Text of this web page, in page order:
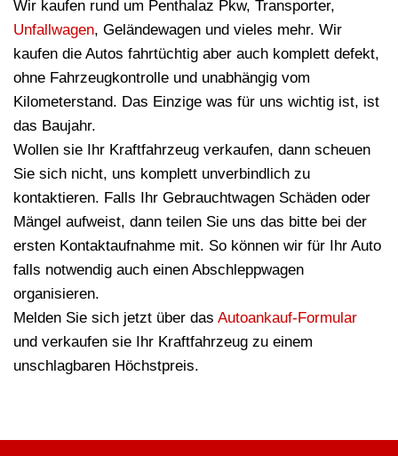
Wir kaufen rund um Penthalaz Pkw, Transporter,
Unfallwagen, Geländewagen und vieles mehr. Wir
kaufen die Autos fahrtüchtig aber auch komplett defekt,
ohne Fahrzeugkontrolle und unabhängig vom
Kilometerstand. Das Einzige was für uns wichtig ist, ist
das Baujahr.
Wollen sie Ihr Kraftfahrzeug verkaufen, dann scheuen
Sie sich nicht, uns komplett unverbindlich zu
kontaktieren. Falls Ihr Gebrauchtwagen Schäden oder
Mängel aufweist, dann teilen Sie uns das bitte bei der
ersten Kontaktaufnahme mit. So können wir für Ihr Auto
falls notwendig auch einen Abschleppwagen
organisieren.
Melden Sie sich jetzt über das Autoankauf-Formular
und verkaufen sie Ihr Kraftfahrzeug zu einem
unschlagbaren Höchstpreis.